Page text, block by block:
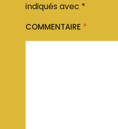
indiqués avec *
COMMENTAIRE *